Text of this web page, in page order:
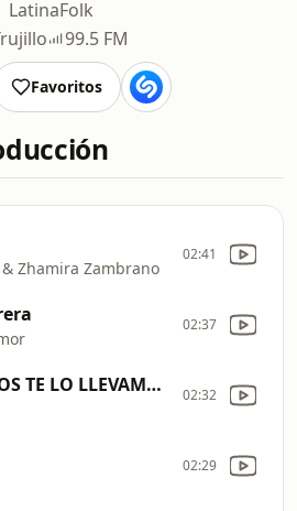
LatinaFolk
99.5 FM
Favoritos
& Zhamira Zambrano
02:41
02:37
FERRETEROS TE LO LLEVAMOS A OBRA 02:32
02:29